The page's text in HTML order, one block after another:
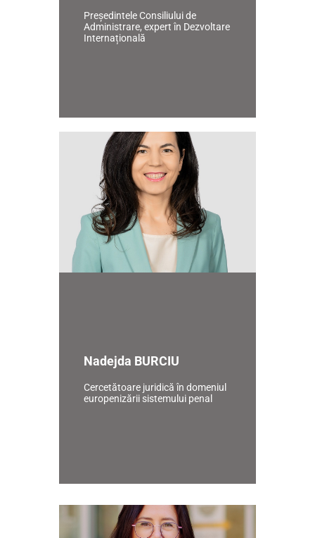
Președintele Consiliului de
Administrare, expert în Dezvoltare
Internațională
Nadejda BURCIU
Cercetătoare juridică în domeniul
europenizării sistemului penal